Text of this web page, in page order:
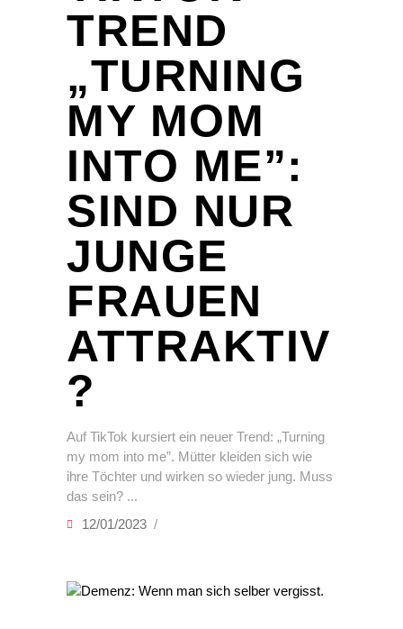
TREND
„TURNING
MY MOM
INTO ME”:
SIND NUR
JUNGE
FRAUEN
ATTRAKTIV
?
Auf TikTok kursiert ein neuer Trend: „Turning
my mom into me”. Mütter kleiden sich wie
ihre Töchter und wirken so wieder jung. Muss
das sein?
12/01/2023